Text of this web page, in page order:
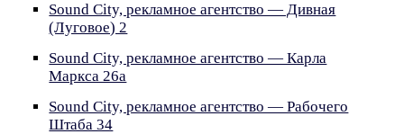
Sound City, рекламное агентство — Дивная
(Луговое) 2
Sound City, рекламное агентство — Карла
Маркса 26а
Sound City, рекламное агентство — Рабочего
Штаба 34